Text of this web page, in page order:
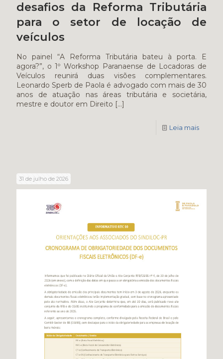
desafios da Reforma Tributária
para o setor de locação de
veículos
No painel “A Reforma Tributária bateu à porta. E
agora?”, o 1º Workshop Paranaense de Locadoras de
Veículos reunirá duas visões complementares.
Leonardo Sperb de Paola é advogado com mais de 30
anos de atuação nas áreas tributária e societária,
mestre e doutor em Direito […]
Leia mais
31 de julho de 2026